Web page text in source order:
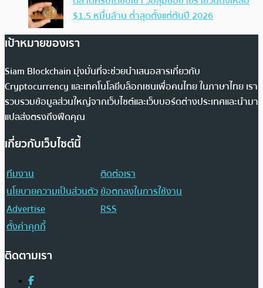
$1.5 หมื่นล้าน ต่ำสุดตั้งแต่ต้นปี 2026
เป้าหมายของเรา
Siam Blockchain มุ่งมั่นที่จะช่วยนำเสนอสารเกี่ยวกับ
Cryptocurrency และเทคโนโลยีบล็อกเชนเพื่อคนไทย ในภาษาไทย เรา
รวบรวมข้อมูลส่วนใหญ่จากเว็บไซต์และเว็บบอร์ดต่างประเทศและนำมา
แปลส่งตรงถึงฟีดคุณ
เกี่ยวกับเว็บไซต์นี้
ทีมงาน
ติดต่อเรา
นโยบายความเป็นส่วนตัวข้อตกลงในการใช้งาน
Advertise
RSS
ตั้งค่าคุกกี้
ติดตามเรา